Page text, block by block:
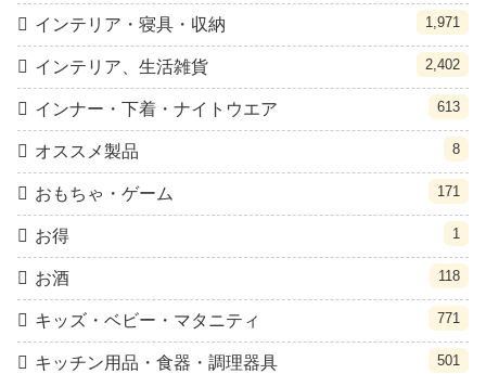
インテリア・寝具・収納 1,971
インテリア、生活雑貨 2,402
インナー・下着・ナイトウエア 613
オススメ製品 8
おもちゃ・ゲーム 171
お得 1
お酒 118
キッズ・ベビー・マタニティ 771
キッチン用品・食器・調理器具 501